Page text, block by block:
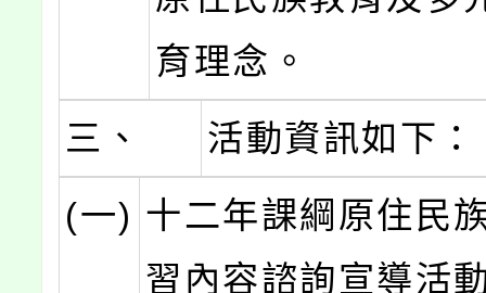
育理念。
三、
活動資訊如下：
(一) 十二年課綱原住民
習內容諮詢宣導活